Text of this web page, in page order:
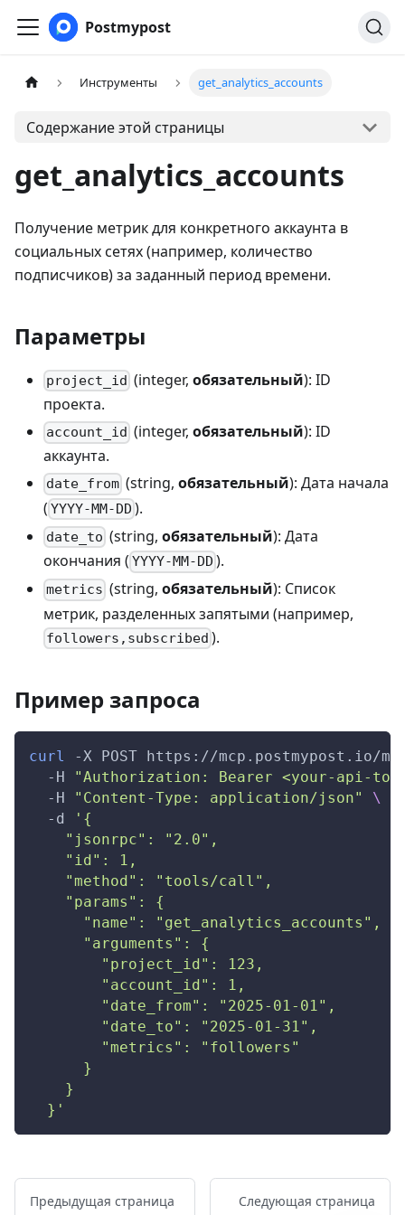
Postmypost
Инструменты get_analytics_accounts
Содержание этой страницы
get_analytics_accounts
Получение метрик для конкретного аккаунта в
социальных сетях (например, количество
подписчиков) за заданный период времени.
Параметры
project_id (integer,обязательный): ID
проекта.
account_id (integer,обязательный): ID
аккаунта.
date_from (string,обязательный): Дата начала
( YYYY-MM-DD ).
date_to (string,обязательный): Дата
окончания ( YYYY-MM-DD ).
metrics (string,обязательный): Список
метрик, разделенных запятыми (например,
followers,subscribed ).
Пример запроса
curl -X POST https://mcp.postmypost.io/
-H
"Authorization: Bearer <your-api-
-H
"Content-Type: application/json"
\
-d
'{
    "jsonrpc": "2.0",
    "id": 1,
    "method": "tools/call",
    "params": {
      "name": "get_analytics_accounts",
      "arguments": {
        "project_id": 123,
        "account_id": 1,
        "date_from": "2025-01-01",
        "date_to": "2025-01-31",
        "metrics": "followers"
      }
    }
  }'
Предыдущая страница Следующая страница